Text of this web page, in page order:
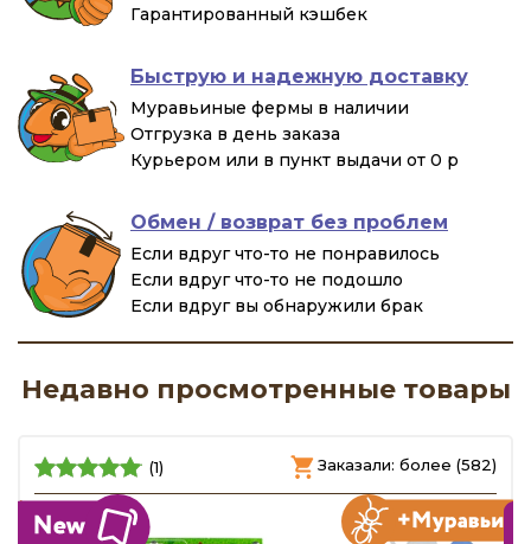
Гарантированный кэшбек
Быструю и надежную доставку
Муравьиные фермы в наличии
Отгрузка в день заказа
Курьером или в пункт выдачи от 0 р
Обмен / возврат без проблем
Если вдруг что-то не понравилось
Если вдруг что-то не подошло
Если вдруг вы обнаружили брак
Недавно просмотренные товары
(1) Заказали: более (582)